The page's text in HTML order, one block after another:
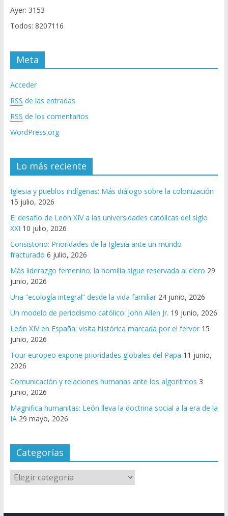
Ayer: 3153
Todos: 8207116
Meta
Acceder
RSS de las entradas
RSS de los comentarios
WordPress.org
Lo más reciente
Iglesia y pueblos indígenas: Más diálogo sobre la colonización
15 julio, 2026
El desafío de León XIV a las universidades católicas del siglo
XXI 10 julio, 2026
Consistorio: Prioridades de la Iglesia ante un mundo
fracturado 6 julio, 2026
Más liderazgo femenino; la homilía sigue reservada al clero 29
junio, 2026
Una “ecología integral” desde la vida familiar 24 junio, 2026
Un modelo de periodismo católico: John Allen Jr. 19 junio, 2026
León XIV en España: visita histórica marcada por el fervor 15
junio, 2026
Tour europeo expone prioridades globales del Papa 11 junio,
2026
Comunicación y relaciones humanas ante los algoritmos 3
junio, 2026
Magnifica humanitas: León lleva la doctrina social a la era de la
IA 29 mayo, 2026
Categorías